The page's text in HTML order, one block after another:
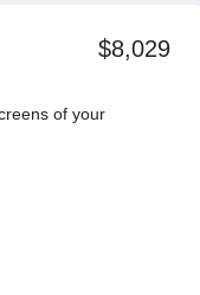
$8,029
of your